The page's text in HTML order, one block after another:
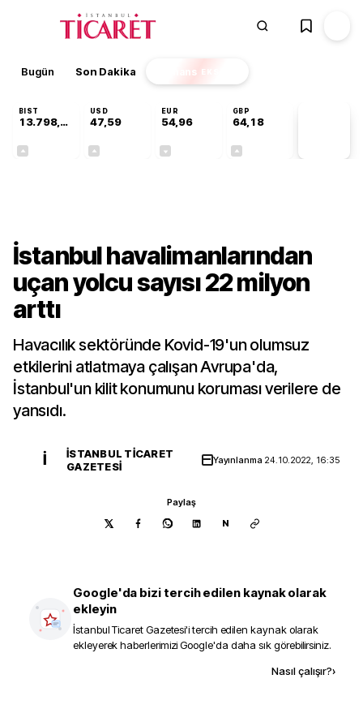
Bugün Son Dakika Finans EKSTRA
BIST
13.798,82
USD
47,59
EUR
54,96
GBP
64,18
İstanbul havalimanlarından
uçan yolcu sayısı 22 milyon
arttı
Havacılık sektöründe Kovid-19'un olumsuz
etkilerini atlatmaya çalışan Avrupa'da,
İstanbul'un kilit konumunu koruması verilere de
yansıdı.
İ
İSTANBUL TICARET
GAZETESI
Yayınlanma 24.10.2022, 16:35
Paylaş
N
Google'da bizi tercih edilen kaynak olarak
ekleyin
İstanbul Ticaret Gazetesi'i tercih edilen kaynak olarak
ekleyerek haberlerimizi Google'da daha sık görebilirsiniz.
Nasıl çalışır?›